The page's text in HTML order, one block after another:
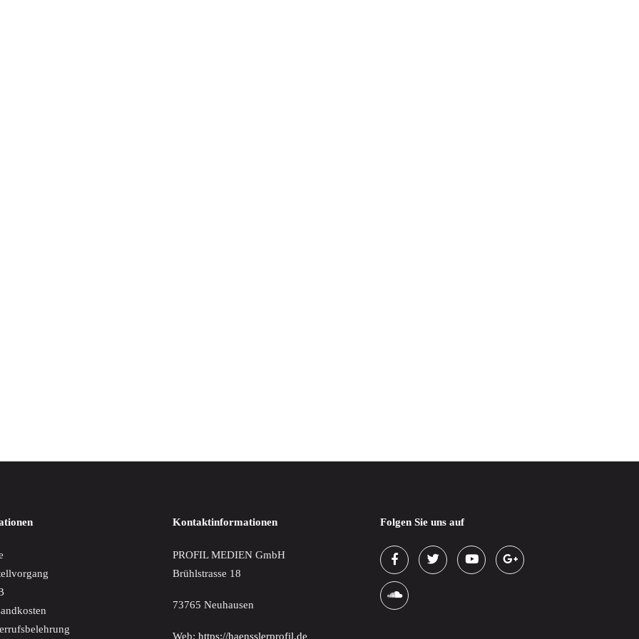
Kontaktinformationen
PROFIL MEDIEN GmbH
Brühlstrasse 18
73765 Neuhausen
Web: https://haensslerprofil.de
Folgen Sie uns auf